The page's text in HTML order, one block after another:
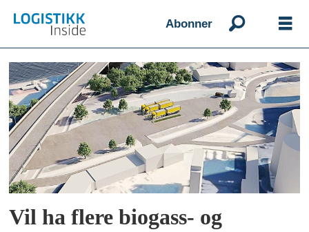
Abonner
Emne:
circle
k
Vil ha flere biogass- og